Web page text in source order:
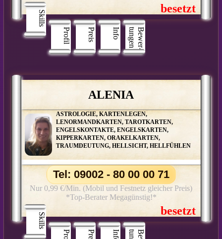
Skills
Profil
Preis Info B
e
w
e
r
­
t
u
n
g
e
n
ALENIA
ASTROLOGIE, KARTENLEGEN,
LENORMANDKARTEN, TAROTKARTEN,
ENGELSKONTAKTE, ENGELSKARTEN,
KIPPERKARTEN, ORAKELKARTEN,
TRAUMDEUTUNG, HELLSICHT, HELLFÜHLEN
Skills
Info
Tel: 09002 - 80 00 00 71
Nur 0,99 €/Min. (Mobil und Festnetz gleicher Preis)
*Top-Berater Megagünstig!*